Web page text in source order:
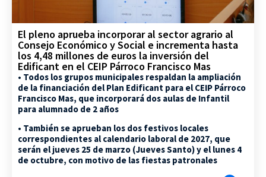
El pleno aprueba incorporar al sector agrario al
Consejo Económico y Social e incrementa hasta
los 4,48 millones de euros la inversión del
Edificant en el CEIP Párroco Francisco Mas
• Todos los grupos municipales respaldan la ampliación
de la financiación del Plan Edificant para el CEIP Párroco
Francisco Mas, que incorporará dos aulas de Infantil
para alumnado de 2 años
• También se aprueban los dos festivos locales
correspondientes al calendario laboral de 2027, que
serán el jueves 25 de marzo (Jueves Santo) y el lunes 4
de octubre, con motivo de las fiestas patronales